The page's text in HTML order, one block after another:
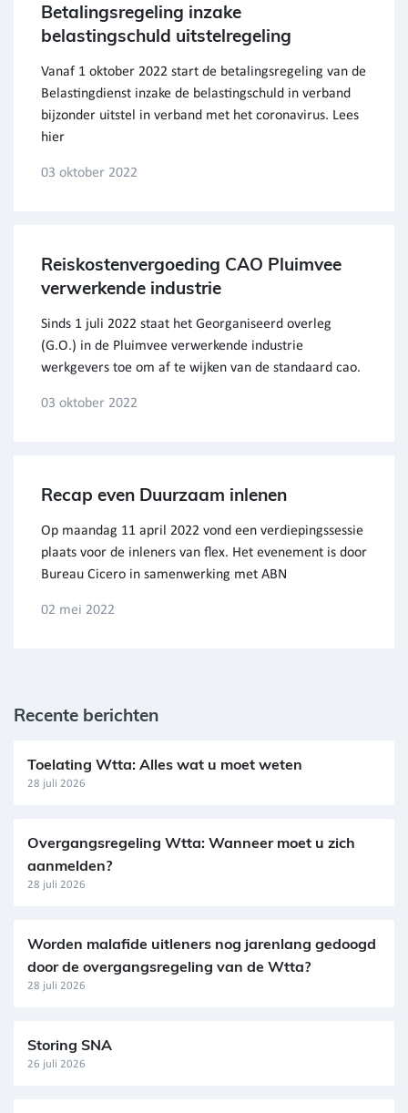
Betalingsregeling inzake
belastingschuld uitstelregeling
Vanaf 1 oktober 2022 start de betalingsregeling van de
Belastingdienst inzake de belastingschuld in verband
bijzonder uitstel in verband met het coronavirus. Lees
hier
03 oktober 2022
Reiskostenvergoeding CAO Pluimvee
verwerkende industrie
Sinds 1 juli 2022 staat het Georganiseerd overleg
(G.O.) in de Pluimvee verwerkende industrie
werkgevers toe om af te wijken van de standaard cao.
03 oktober 2022
Recap even Duurzaam inlenen
Op maandag 11 april 2022 vond een verdiepingssessie
plaats voor de inleners van flex. Het evenement is door
Bureau Cicero in samenwerking met ABN
02 mei 2022
Recente berichten
Toelating Wtta: Alles wat u moet weten
28 juli 2026
Overgangsregeling Wtta: Wanneer moet u zich
aanmelden?
28 juli 2026
Worden malafide uitleners nog jarenlang gedoogd
door de overgangsregeling van de Wtta?
28 juli 2026
Storing SNA
26 juli 2026